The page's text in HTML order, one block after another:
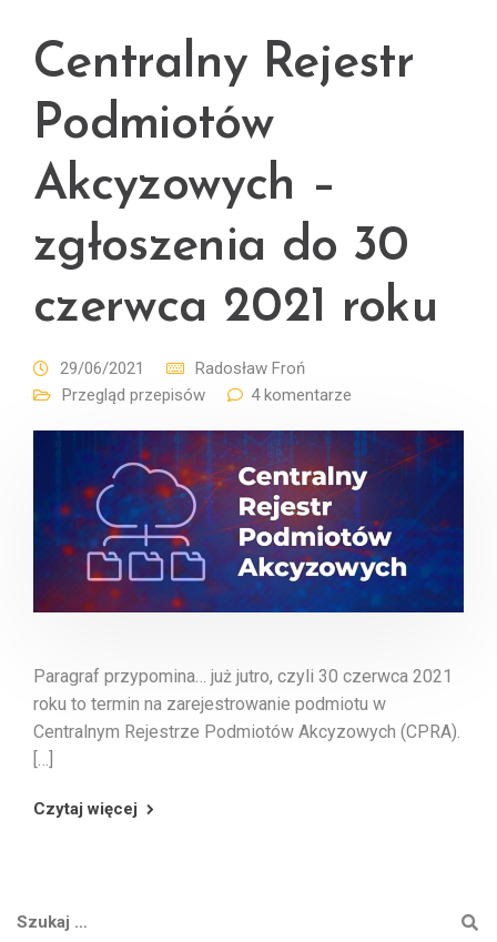
Centralny Rejestr
Podmiotów
Akcyzowych –
zgłoszenia do 30
czerwca 2021 roku
29/06/2021
Radosław Froń
Przegląd przepisów
4 komentarze
Paragraf przypomina… już jutro, czyli 30 czerwca 2021
roku to termin na zarejestrowanie podmiotu w
Centralnym Rejestrze Podmiotów Akcyzowych (CPRA).
[…]
Czytaj więcej